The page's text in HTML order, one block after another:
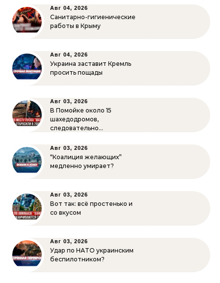
Авг 04, 2026
Санитарно-гигиенические
работы в Крыму
Авг 04, 2026
Украина заставит Кремль
просить пощады
Авг 03, 2026
В Помойке около 15
шахедодромов,
следовательно…
Авг 03, 2026
“Коалиция желающих”
медленно умирает?
Авг 03, 2026
Вот так: всё простенько и
со вкусом
Авг 03, 2026
Удар по НАТО украинским
беспилотником?